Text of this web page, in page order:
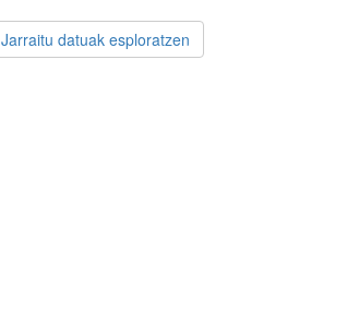
Jarraitu datuak esploratzen